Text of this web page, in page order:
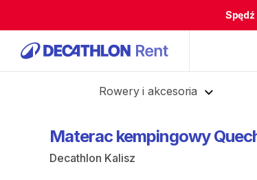
Rowery i akcesoria
Materac kempingowy
Decathlon Kalisz